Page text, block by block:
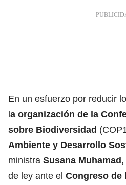
En un esfuerzo por reducir
la organización de la
sobre Biodiversidad
Ambiente y Desarrollo
ministra Susana Muhamad,
de ley ante el Congreso de